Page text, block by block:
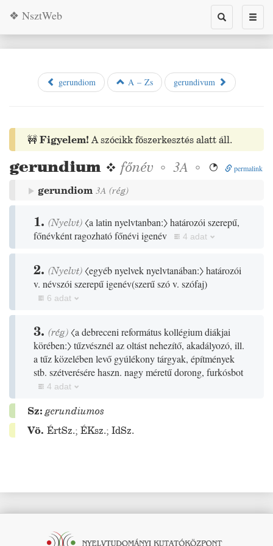
Toggle
search
❖ NsztWeb
gerundiom A – Zs gerundivum
🚧Figyelem!A szócikk főszerkesztés alatt áll.
gerundium ❖ főnév ◦ 3A ◦  permalink
gerundiom 3A (rég)
1. (Nyelvt)〈a latin nyelvtanban:〉határozói szerepű,
főnévként ragozható főnévi igenév
4 adat
2. (Nyelvt)〈egyéb nyelvek nyelvtanában:〉határozói
v. névszói szerepű igenév(szerű szó v. szófaj)
6 adat
3. (rég)〈a debreceni református kollégium diákjai
körében:〉tűzvésznél az oltást nehezítő, akadályozó, ill.
a tűz közelében levő gyúlékony tárgyak, építmények
stb. szétverésére haszn. nagy méretű dorong, furkósbot
4 adat
Sz: gerundiumos
Vö. ÉrtSz.; ÉKsz.; IdSz.